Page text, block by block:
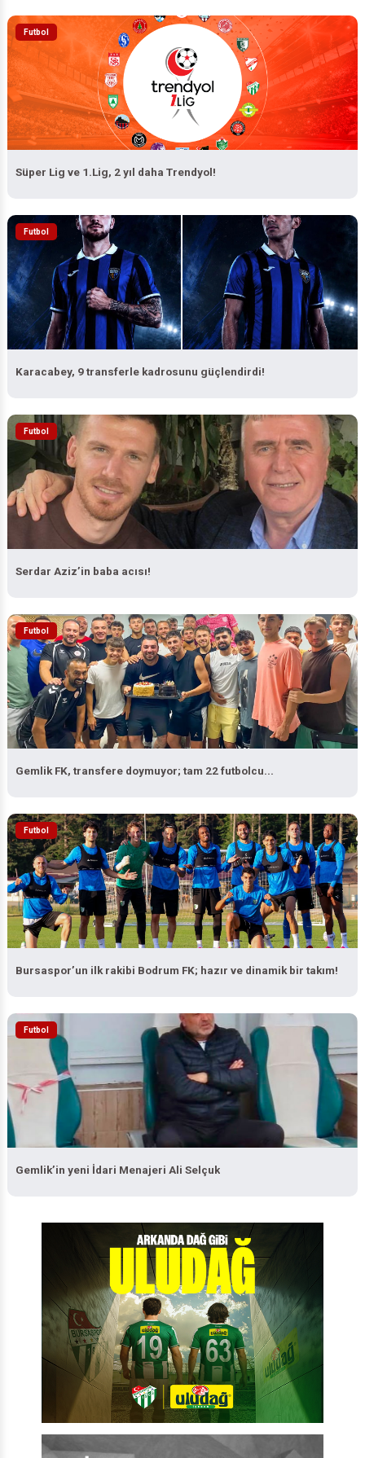
Futbol
Süper Lig ve 1.Lig, 2 yıl daha Trendyol!
Futbol
Karacabey, 9 transferle kadrosunu güçlendirdi!
Futbol
Serdar Aziz’in baba acısı!
Futbol
Gemlik FK, transfere doymuyor; tam 22 futbolcu...
Futbol
Bursaspor’un ilk rakibi Bodrum FK; hazır ve dinamik bir takım!
Futbol
Gemlik’in yeni İdari Menajeri Ali Selçuk